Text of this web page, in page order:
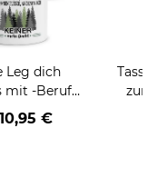
Leg dich
mit -Beruf-
an
10,95 €